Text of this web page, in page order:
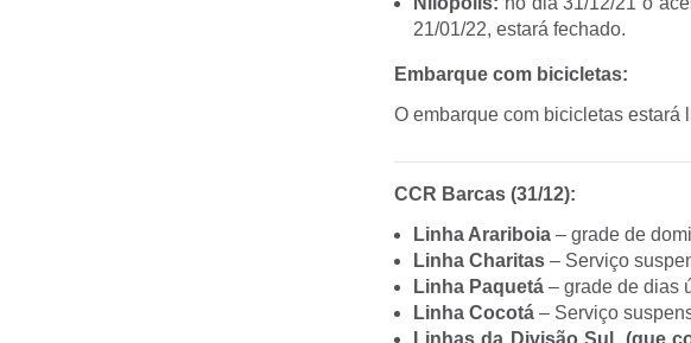
21/01/22, estará fechado.
Embarque com bicicletas:
O embarque com bicicletas estará
CCR Barcas (31/12):
Linha Arariboia – grade de
Linha Charitas – Serviço
Linha Paquetá – grade de dias
Linha Cocotá – Serviço
Linhas da Divisão Sul, (que